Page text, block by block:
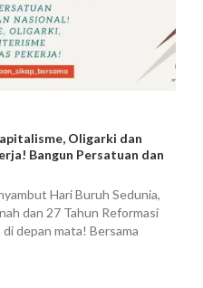
Oligarki dan
Bangun Persatuan dan
Hari Buruh Sedunia,
dan 27 Tahun Reformasi
depan mata! Bersama